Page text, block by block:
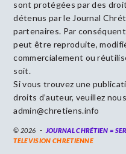
sont protégées par des
détenus par le Journal
partenaires. Par
peut être reproduite,
commercialement ou
soit.
Si vous trouvez une
droits d’auteur, veuillez
admin@chretiens.info
© 2026 JOURNAL CHRÉTIEN =
TELEVISION CHRETIENNE